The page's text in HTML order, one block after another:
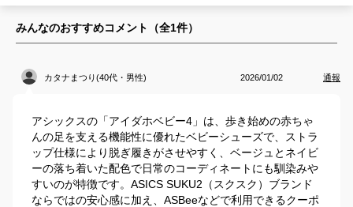
みんなのおすすめコメント（全1件）
カタナまつり(40代・男性) 2026/01/02 通報
アシックスの「アイダホベビー4」は、歩き始めの赤ちゃ
んの足を支える機能性に優れたベビーシューズで、ストラ
ップ仕様により脱ぎ履きがさせやすく、ベージュとネイビ
ーの落ち着いた配色で日常のコーディネートにも馴染みや
すいのが特徴です。ASICS SUKU2（スクスク）ブランド
ならではの安心感に加え、ASBeeなどで利用できるクーポ